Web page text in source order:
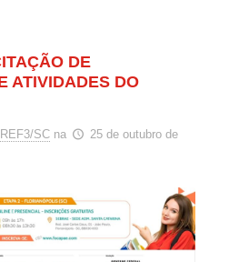
DE
ATIVIDADES DO
SC na
25 de outubro de